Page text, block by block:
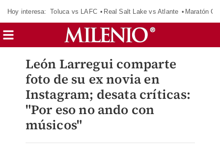
Hoy interesa: Toluca vs LAFC Real Salt Lake vs Atlante Maratón
León Larregui comparte
foto de su ex novia en
Instagram; desata críticas:
"Por eso no ando con
músicos"